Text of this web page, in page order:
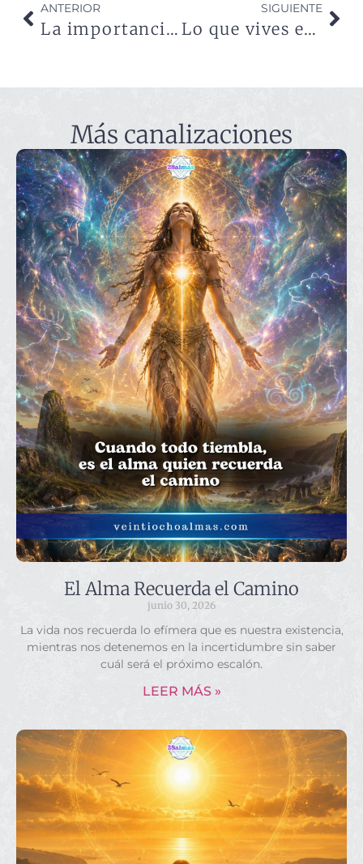
ANTERIOR
La importancia de tener los pies en la tierra
SIGUIENTE
Lo que vives es el reflejo de tu amor propio
Más canalizaciones
El Alma Recuerda el Camino
junio 30, 2026
La vida nos recuerda lo efímera que es nuestra existencia,
mientras nos detenemos en la incertidumbre sin saber
cuál será el próximo escalón.
LEER MÁS »